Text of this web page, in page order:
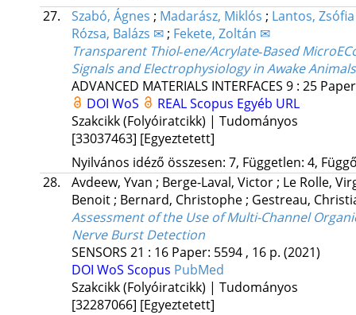
27.
Szabó, Ágnes ; Madarász, Miklós ; Lantos, Zsófia
Rózsa, Balázs ✉; Fekete, Zoltán ✉
Transparent Thiol‐ene/Acrylate‐Based
Signals and Electrophysiology in Awake Animals
ADVANCED MATERIALS INTERFACES 9: 25
DOI WoS REALScopus Egyéb URL
Szakcikk (Folyóiratcikk) | Tudományos
[33037463] [Egyeztetett]
Nyilvános idéző összesen: 7, Független: 4,
28.
Avdeew, Yvan ; Berge-Laval, Victor; Le Rolle,
Benoit; Bernard, Christophe; Gestreau,
Assessment of the Use of Multi-Channel
Nerve Burst Detection
SENSORS 21 : 16 Paper: 5594 , 16 p. (2021)
DOI WoS Scopus PubMed
Szakcikk (Folyóiratcikk) | Tudományos
[32287066] [Egyeztetett]